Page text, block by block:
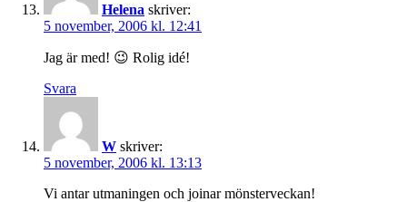
Helena skriver:
5 november, 2006 kl. 12:41
Jag är med! 😉 Rolig idé!
Svara
W skriver:
5 november, 2006 kl. 13:13
Vi antar utmaningen och joinar mönsterveckan!